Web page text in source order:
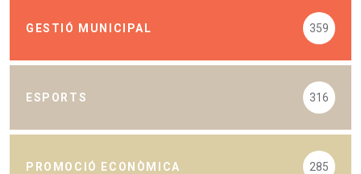
GESTIÓ MUNICIPAL 359
ESPORTS 316
PROMOCIÓ ECONÒMICA 285